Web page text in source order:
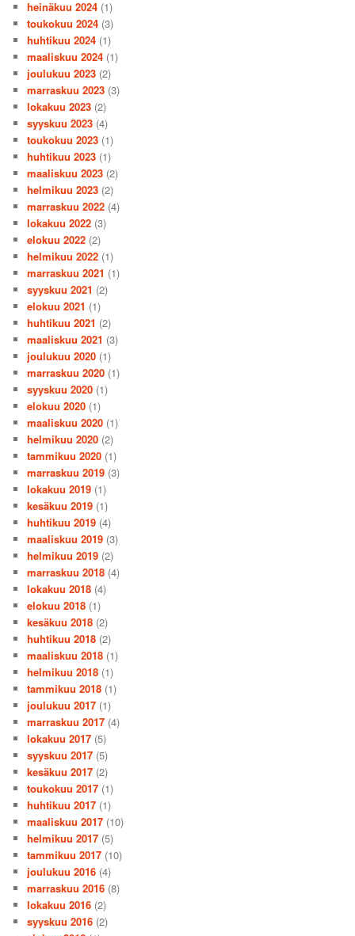
heinäkuu 2024 (1)
toukokuu 2024 (3)
huhtikuu 2024 (1)
maaliskuu 2024 (1)
joulukuu 2023 (2)
marraskuu 2023 (3)
lokakuu 2023 (2)
syyskuu 2023 (4)
toukokuu 2023 (1)
huhtikuu 2023 (1)
maaliskuu 2023 (2)
helmikuu 2023 (2)
marraskuu 2022 (4)
lokakuu 2022 (3)
elokuu 2022 (2)
helmikuu 2022 (1)
marraskuu 2021 (1)
syyskuu 2021 (2)
elokuu 2021 (1)
huhtikuu 2021 (2)
maaliskuu 2021 (3)
joulukuu 2020 (1)
marraskuu 2020 (1)
syyskuu 2020 (1)
elokuu 2020 (1)
maaliskuu 2020 (1)
helmikuu 2020 (2)
tammikuu 2020 (1)
marraskuu 2019 (3)
lokakuu 2019 (1)
kesäkuu 2019 (1)
huhtikuu 2019 (4)
maaliskuu 2019 (3)
helmikuu 2019 (2)
marraskuu 2018 (4)
lokakuu 2018 (4)
elokuu 2018 (1)
kesäkuu 2018 (2)
huhtikuu 2018 (2)
maaliskuu 2018 (1)
helmikuu 2018 (1)
tammikuu 2018 (1)
joulukuu 2017 (1)
marraskuu 2017 (4)
lokakuu 2017 (5)
syyskuu 2017 (5)
kesäkuu 2017 (2)
toukokuu 2017 (1)
huhtikuu 2017 (1)
maaliskuu 2017 (10)
helmikuu 2017 (5)
tammikuu 2017 (10)
joulukuu 2016 (4)
marraskuu 2016 (8)
lokakuu 2016 (2)
syyskuu 2016 (2)